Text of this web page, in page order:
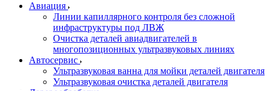
Авиация
Линии капиллярного контроля без сложной
инфраструктуры под ЛВЖ
Очистка деталей авиадвигателей в
многопозиционных ультразвуковых линиях
Автосервис
Ультразвуковая ванна для мойки деталей двигателя
Ультразвуковая очистка деталей двигателя